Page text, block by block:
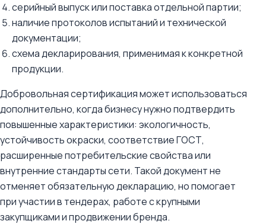
серийный выпуск или поставка отдельной партии;
наличие протоколов испытаний и технической
документации;
схема декларирования, применимая к конкретной
продукции.
Добровольная сертификация может использоваться
дополнительно, когда бизнесу нужно подтвердить
повышенные характеристики: экологичность,
устойчивость окраски, соответствие ГОСТ,
расширенные потребительские свойства или
внутренние стандарты сети. Такой документ не
отменяет обязательную декларацию, но помогает
при участии в тендерах, работе с крупными
закупщиками и продвижении бренда.